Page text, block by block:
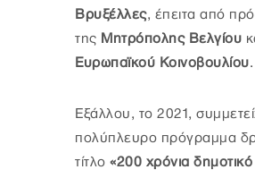
Βρυξέλλες, έπειτα από
της Μητρόπολης Βελγίου
Ευρωπαϊκού Κοινοβουλίου.
Εξάλλου, το 2021,
πολύπλευρο πρόγραμμα
τίτλο «200 χρόνια δημοτικό